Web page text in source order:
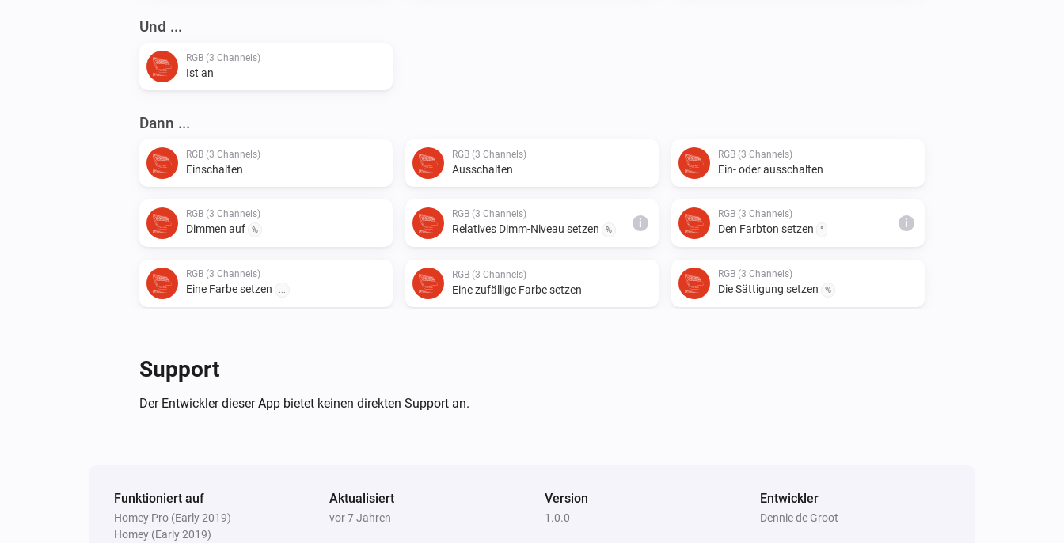
Und ...
RGB (3 Channels)
Ist an
Dann ...
RGB (3 Channels)
Einschalten
RGB (3 Channels)
Ausschalten
RGB (3 Channels)
Ein- oder ausschalten
RGB (3 Channels)
Dimmen auf %
RGB (3 Channels)
Relatives Dimm-Niveau setzen %
i
RGB (3 Channels)
Den Farbton setzen °
i
RGB (3 Channels)
Eine Farbe setzen ...
RGB (3 Channels)
Eine zufällige Farbe setzen
RGB (3 Channels)
Die Sättigung setzen %
Support
Der Entwickler dieser App bietet keinen direkten Support an.
Funktioniert auf
Homey Pro (Early 2019)
Homey (Early 2019)
Aktualisiert
vor 7 Jahren
Version
1.0.0
Entwickler
Dennie de Groot